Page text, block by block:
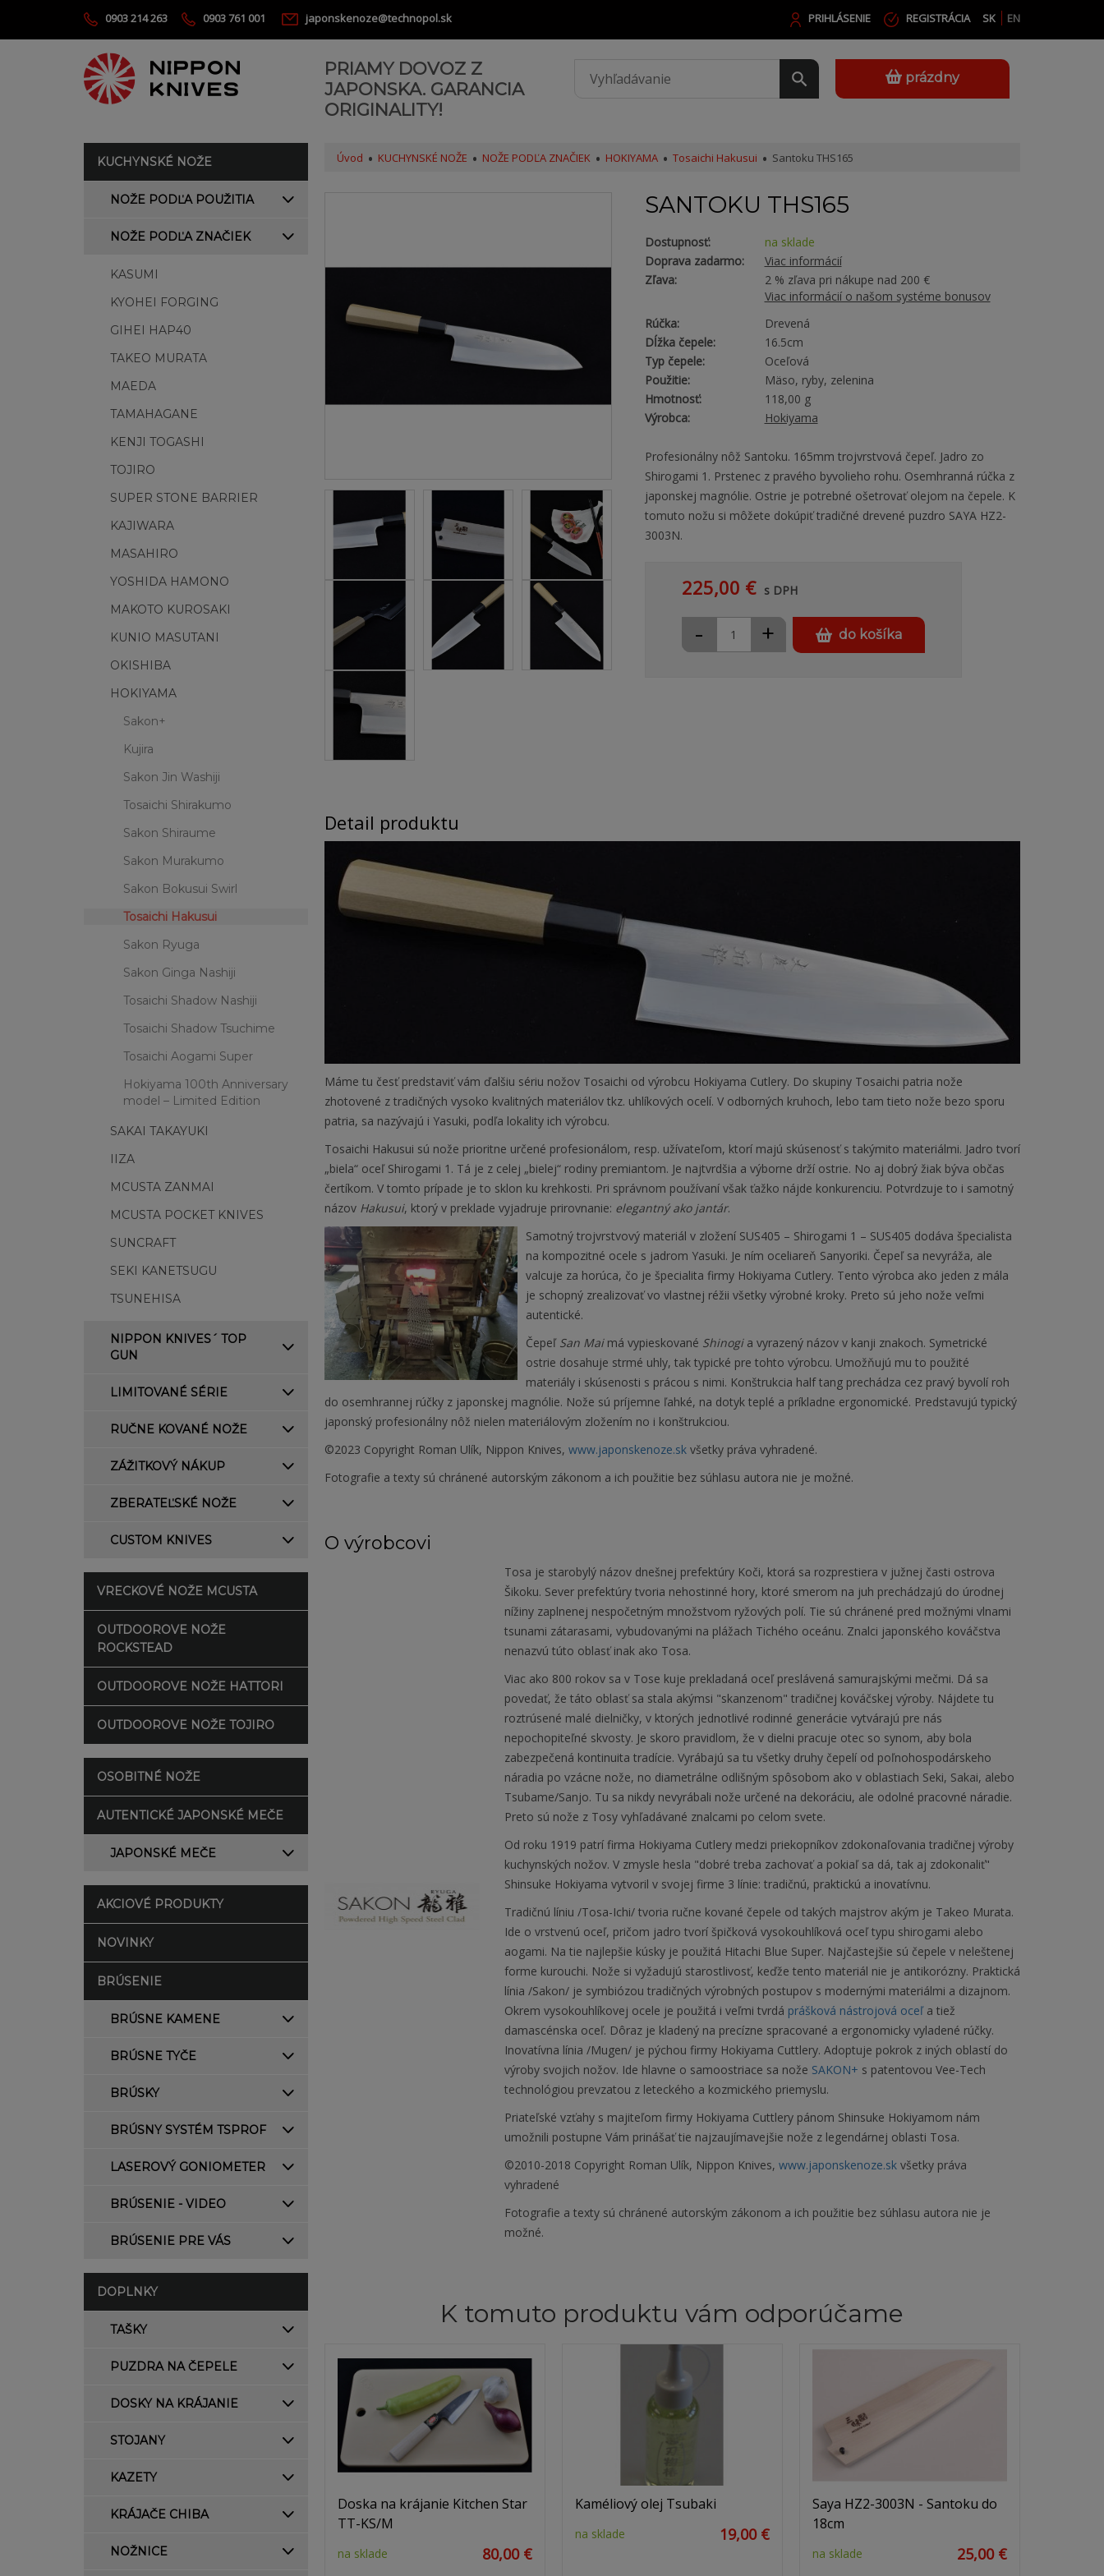
0903 214 263 0903 761 001 japonskenoze@technopol.sk SK EN
PRIHLÁSENIE REGISTRÁCIA
PRIAMY DOVOZ Z
JAPONSKA. GARANCIA
ORIGINALITY!
prázdny
KUCHYNSKÉ NOŽE
NOŽE PODĽA POUŽITIA
NOŽE PODĽA ZNAČIEK
KASUMI
KYOHEI FORGING
GIHEI HAP40
TAKEO MURATA
MAEDA
TAMAHAGANE
KENJI TOGASHI
TOJIRO
SUPER STONE BARRIER
KAJIWARA
MASAHIRO
YOSHIDA HAMONO
MAKOTO KUROSAKI
KUNIO MASUTANI
OKISHIBA
HOKIYAMA
Sakon+
Kujira
Sakon Jin Washiji
Tosaichi Shirakumo
Sakon Shiraume
Sakon Murakumo
Sakon Bokusui Swirl
Tosaichi Hakusui
Sakon Ryuga
Sakon Ginga Nashiji
Tosaichi Shadow Nashiji
Tosaichi Shadow Tsuchime
Tosaichi Aogami Super
Hokiyama 100th Anniversary
model – Limited Edition
SAKAI TAKAYUKI
IIZA
MCUSTA ZANMAI
MCUSTA POCKET KNIVES
SUNCRAFT
SEKI KANETSUGU
TSUNEHISA
NIPPON KNIVES´ TOP
GUN
LIMITOVANÉ SÉRIE
RUČNE KOVANÉ NOŽE
ZÁŽITKOVÝ NÁKUP
ZBERATEĽSKÉ NOŽE
CUSTOM KNIVES
VRECKOVÉ NOŽE MCUSTA
OUTDOOROVE NOŽE
ROCKSTEAD
OUTDOOROVE NOŽE HATTORI
OUTDOOROVE NOŽE TOJIRO
OSOBITNÉ NOŽE
AUTENTICKÉ JAPONSKÉ MEČE
JAPONSKÉ MEČE
AKCIOVÉ PRODUKTY
NOVINKY
BRÚSENIE
BRÚSNE KAMENE
BRÚSNE TYČE
BRÚSKY
BRÚSNY SYSTÉM TSPROF
LASEROVÝ GONIOMETER
BRÚSENIE - VIDEO
BRÚSENIE PRE VÁS
DOPLNKY
TAŠKY
PUZDRA NA ČEPELE
DOSKY NA KRÁJANIE
STOJANY
KAZETY
KRÁJAČE CHIBA
NOŽNICE
Úvod KUCHYNSKÉ NOŽE NOŽE PODĽA ZNAČIEK HOKIYAMA Tosaichi Hakusui Santoku THS165
SANTOKU THS165
Dostupnosť:
na sklade
Doprava zadarmo:
Viac informácií
Zľava:
2 % zľava pri nákupe nad 200 €
Viac informácií o našom systéme bonusov
Rúčka:
Drevená
Dĺžka čepele:
16.5cm
Typ čepele:
Oceľová
Použitie:
Mäso, ryby, zelenina
Hmotnosť:
118,00 g
Výrobca:
Hokiyama
Profesionálny nôž Santoku. 165mm trojvrstvová čepeľ. Jadro zo
Shirogami 1. Prstenec z pravého byvolieho rohu. Osemhranná rúčka z
japonskej magnólie. Ostrie je potrebné ošetrovať olejom na čepele. K
tomuto nožu si môžete dokúpiť tradičné drevené puzdro SAYA HZ2-
3003N.
225,00 € s DPH
+
- do košíka
Detail produktu
Máme tu česť predstaviť vám ďalšiu sériu nožov Tosaichi od výrobcu Hokiyama Cutlery. Do skupiny Tosaichi patria nože
zhotovené z tradičných vysoko kvalitných materiálov tkz. uhlíkových ocelí. V odborných kruhoch, lebo tam tieto nože bezo sporu
patria, sa nazývajú i Yasuki, podľa lokality ich výrobcu.
Tosaichi Hakusui sú nože prioritne určené profesionálom, resp. užívateľom, ktorí majú skúsenosť s takýmito materiálmi. Jadro tvorí
„biela“ oceľ Shirogami 1. Tá je z celej „bielej“ rodiny premiantom. Je najtvrdšia a výborne drží ostrie. No aj dobrý žiak býva občas
čertíkom. V tomto prípade je to sklon ku krehkosti. Pri správnom používaní však ťažko nájde konkurenciu. Potvrdzuje to i samotný
názov Hakusui, ktorý v preklade vyjadruje prirovnanie: elegantný ako jantár.
Samotný trojvrstvový materiál v zložení SUS405 – Shirogami 1 – SUS405 dodáva špecialista
na kompozitné ocele s jadrom Yasuki. Je ním oceliareň Sanyoriki. Čepeľ sa nevyráža, ale
valcuje za horúca, čo je špecialita firmy Hokiyama Cutlery. Tento výrobca ako jeden z mála
je schopný zrealizovať vo vlastnej réžii všetky výrobné kroky. Preto sú jeho nože veľmi
autentické.
Čepeľ San Maimá vypieskované Shinogia vyrazený názov v kanji znakoch. Symetrické
ostrie dosahuje strmé uhly, tak typické pre tohto výrobcu. Umožňujú mu to použité
materiály i skúsenosti s prácou s nimi. Konštrukcia half tang prechádza cez pravý byvolí roh
do osemhrannej rúčky z japonskej magnólie. Nože sú príjemne ľahké, na dotyk teplé a príkladne ergonomické. Predstavujú typický
japonský profesionálny nôž nielen materiálovým zložením no i konštrukciou.
©2023 Copyright Roman Ulík, Nippon Knives, www.japonskenoze.skvšetky práva vyhradené.
Fotografie a texty sú chránené autorským zákonom a ich použitie bez súhlasu autora nie je možné.
O výrobcovi
Tosa je starobylý názov dnešnej prefektúry Koči, ktorá sa rozprestiera v južnej časti ostrova
Šikoku. Sever prefektúry tvoria nehostinné hory, ktoré smerom na juh prechádzajú do úrodnej
nížiny zaplnenej nespočetným množstvom ryžových polí. Tie sú chránené pred možnými vlnami
tsunami zátarasami, vybudovanými na plážach Tichého oceánu. Znalci japonského kováčstva
nenazvú túto oblasť inak ako Tosa.
Viac ako 800 rokov sa v Tose kuje prekladaná oceľ preslávená samurajskými mečmi. Dá sa
povedať, že táto oblasť sa stala akýmsi "skanzenom" tradičnej kováčskej výroby. Nájdete tu
roztrúsené malé dielničky, v ktorých jednotlivé rodinné generácie vytvárajú pre nás
nepochopiteľné skvosty. Je skoro pravidlom, že v dielni pracuje otec so synom, aby bola
zabezpečená kontinuita tradície. Vyrábajú sa tu všetky druhy čepelí od poľnohospodárskeho
náradia po vzácne nože, no diametrálne odlišným spôsobom ako v oblastiach Seki, Sakai, alebo
Tsubame/Sanjo. Tu sa nikdy nevyrábali nože určené na dekoráciu, ale odolné pracovné náradie.
Preto sú nože z Tosy vyhľadávané znalcami po celom svete.
Od roku 1919 patrí firma Hokiyama Cutlery medzi priekopníkov zdokonaľovania tradičnej výroby
kuchynských nožov. V zmysle hesla "dobré treba zachovať a pokiaľ sa dá, tak aj zdokonaliť"
Shinsuke Hokiyama vytvoril v svojej firme 3 línie: tradičnú, praktickú a inovatívnu.
Tradičnú líniu /Tosa-Ichi/ tvoria ručne kované čepele od takých majstrov akým je Takeo Murata.
Ide o vrstvenú oceľ, pričom jadro tvorí špičková vysokouhlíková oceľ typu shirogami alebo
aogami. Na tie najlepšie kúsky je použitá Hitachi Blue Super. Najčastejšie sú čepele v neleštenej
forme kurouchi. Nože si vyžadujú starostlivosť, keďže tento materiál nie je antikorózny. Praktická
línia /Sakon/ je symbiózou tradičných výrobných postupov s modernými materiálmi a dizajnom.
Okrem vysokouhlíkovej ocele je použitá i veľmi tvrdá prášková nástrojová oceľa tiež
damascénska oceľ. Dôraz je kladený na precízne spracované a ergonomicky vyladené rúčky.
Inovatívna línia /Mugen/ je pýchou firmy Hokiyama Cuttlery. Adoptuje pokrok z iných oblastí do
výroby svojich nožov. Ide hlavne o samoostriace sa nože SAKON+ s patentovou Vee-Tech
technológiou prevzatou z leteckého a kozmického priemyslu.
Priateľské vzťahy s majiteľom firmy Hokiyama Cuttlery pánom Shinsuke Hokiyamom nám
umožnili postupne Vám prinášať tie najzaujímavejšie nože z legendárnej oblasti Tosa.
©2010-2018 Copyright Roman Ulík, Nippon Knives, www.japonskenoze.skvšetky práva
vyhradené
Fotografie a texty sú chránené autorským zákonom a ich použitie bez súhlasu autora nie je
možné.
K tomuto produktu vám odporúčame
Doska na krájanie Kitchen Star
TT-KS/M
na sklade 80,00 €
Kaméliový olej Tsubaki
na sklade 19,00 €
Saya HZ2-3003N - Santoku do
18cm
na sklade 25,00 €